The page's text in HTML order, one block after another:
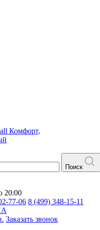
Комфорт,
Поиск
20:00
77-06 8 (499) 348-15-11
Заказать звонок